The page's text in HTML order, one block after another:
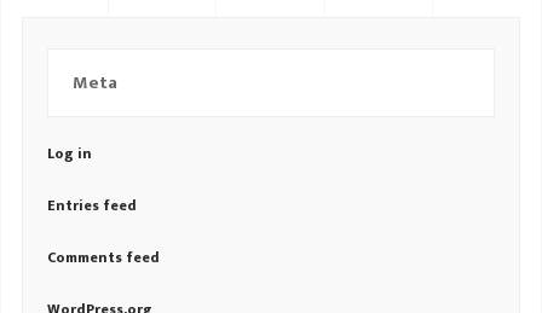
Meta
Log in
Entries feed
Comments feed